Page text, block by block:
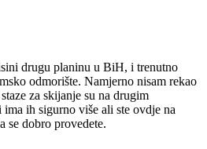
drugu planinu u BiH, i trenutno
odmorište. Namjerno nisam rekao
za skijanje su na drugim
ih sigurno više ali ste ovdje na
se dobro provedete.